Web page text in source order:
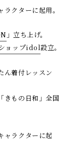
クターに起用。
」立ち上げ。
ョップidol設立。
ん着付レッスン
きもの日和」全国
ャラクターに起